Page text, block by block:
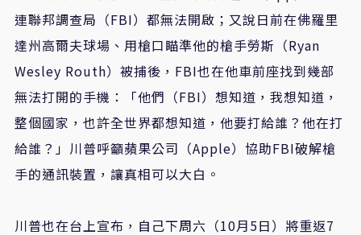
連聯邦調查局（FBI）都無法開啟；又說日前在佛羅里
達州高爾夫球場、用槍口瞄準他的槍手勞斯（Ryan
Wesley Routh）被捕後，FBI也在他車前座找到幾部
無法打開的手機：「他們（FBI）想知道，我想知道，
整個國家，也許全世界都想知道，他要打給誰？他在打
給誰？」川普呼籲蘋果公司（Apple）協助FBI破解槍
手的通訊裝置，讓真相可以大白。
川普也在台上宣布，自己下周六（10月5日）將重返7